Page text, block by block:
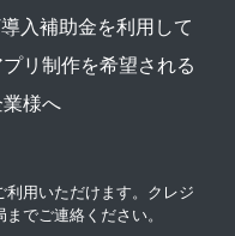
導入補助金を利用して
プリ制作を希望される
業様へ
用いただけます。クレジ
でご連絡ください。